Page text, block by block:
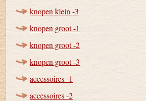
knopen klein -3
knopen groot -1
knopen groot -2
knopen groot -3
accessoires -1
accessoires -2